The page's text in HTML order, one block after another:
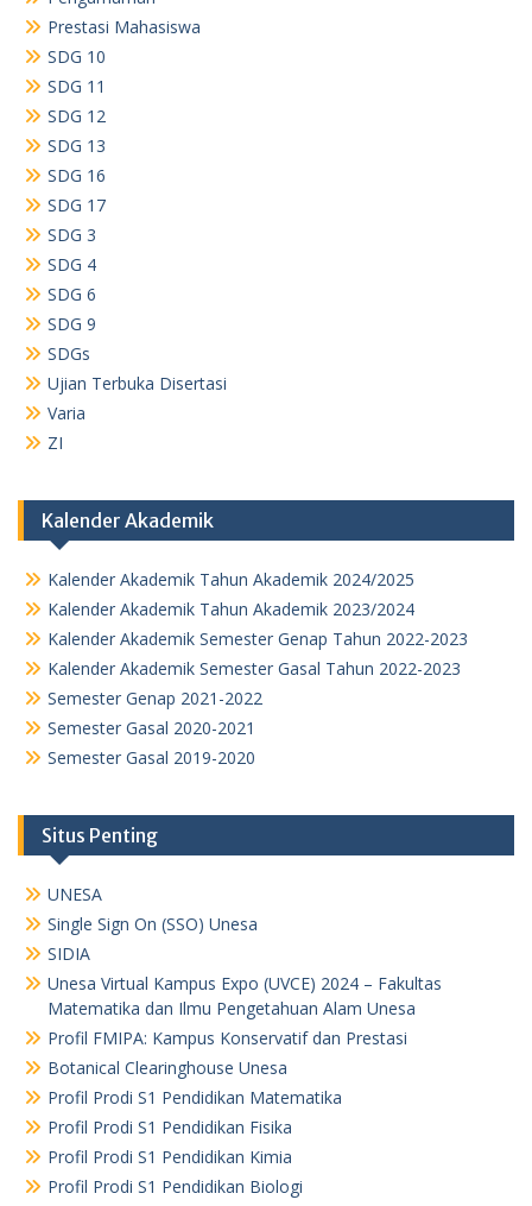
Prestasi Mahasiswa
SDG 10
SDG 11
SDG 12
SDG 13
SDG 16
SDG 17
SDG 3
SDG 4
SDG 6
SDG 9
SDGs
Ujian Terbuka Disertasi
Varia
ZI
Kalender Akademik
Kalender Akademik Tahun Akademik 2024/2025
Kalender Akademik Tahun Akademik 2023/2024
Kalender Akademik Semester Genap Tahun 2022-2023
Kalender Akademik Semester Gasal Tahun 2022-2023
Semester Genap 2021-2022
Semester Gasal 2020-2021
Semester Gasal 2019-2020
Situs Penting
UNESA
Single Sign On (SSO) Unesa
SIDIA
Unesa Virtual Kampus Expo (UVCE) 2024 – Fakultas
Matematika dan Ilmu Pengetahuan Alam Unesa
Profil FMIPA: Kampus Konservatif dan Prestasi
Botanical Clearinghouse Unesa
Profil Prodi S1 Pendidikan Matematika
Profil Prodi S1 Pendidikan Fisika
Profil Prodi S1 Pendidikan Kimia
Profil Prodi S1 Pendidikan Biologi